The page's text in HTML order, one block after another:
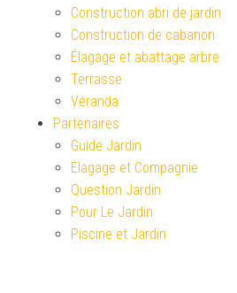
Construction abri de jardin
Construction de cabanon
Élagage et abattage arbre
Terrasse
Véranda
Partenaires
Guide Jardin
Elagage et Compagnie
Question Jardin
Pour Le Jardin
Piscine et Jardin